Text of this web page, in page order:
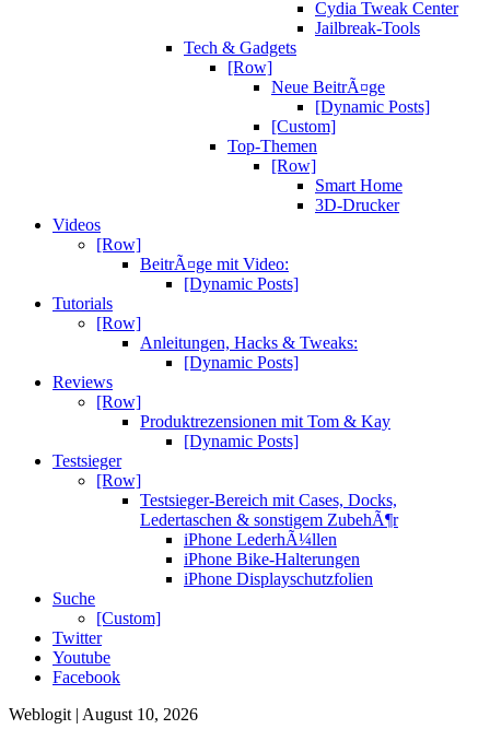
Cydia Tweak Center
Jailbreak-Tools
Tech & Gadgets
[Row]
Neue BeitrÃ¤ge
[Dynamic Posts]
[Custom]
Top-Themen
[Row]
Smart Home
3D-Drucker
Videos
[Row]
BeitrÃ¤ge mit Video:
[Dynamic Posts]
Tutorials
[Row]
Anleitungen, Hacks & Tweaks:
[Dynamic Posts]
Reviews
[Row]
Produktrezensionen mit Tom & Kay
[Dynamic Posts]
Testsieger
[Row]
Testsieger-Bereich mit Cases, Docks,
Ledertaschen & sonstigem ZubehÃ¶r
iPhone LederhÃ¼llen
iPhone Bike-Halterungen
iPhone Displayschutzfolien
Suche
[Custom]
Twitter
Youtube
Facebook
Weblogit | August 10, 2026